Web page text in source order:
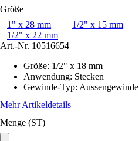
Größe
1" x 28 mm
1/2" x 15 mm
1/2" x 22 mm
Art.-Nr. 10516654
Größe: 1/2" x 18 mm
Anwendung: Stecken
Gewinde-Typ: Aussengewinde
Mehr Artikeldetails
Menge (ST)